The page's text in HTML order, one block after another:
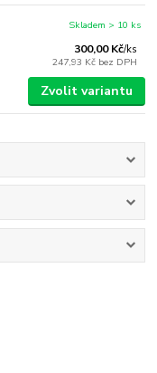
300,00 Kč/ks
247,93 Kč bez DPH
Skladem > 10 ks
Zvolit variantu